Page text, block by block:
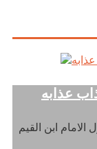
عذابه
الامام ابن القيم